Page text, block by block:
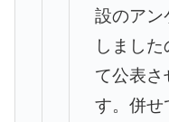
設のアン
しました
て公表さ
す。併せ